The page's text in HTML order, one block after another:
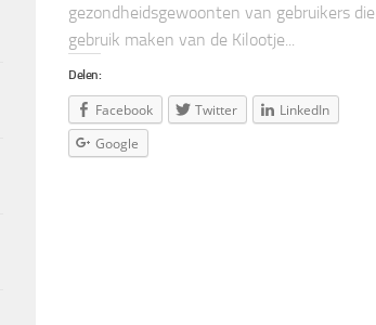
gezondheidsgewoonten van gebruikers die
gebruik maken van de Kilootje...
Delen:
Facebook Twitter
LinkedIn
Google